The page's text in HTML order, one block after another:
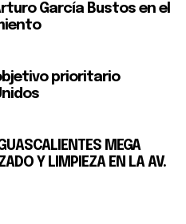
García Bustos en el
prioritario
MEGA
Y LIMPIEZA EN LA AV.